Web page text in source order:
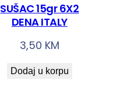
SUŠAC 15gr 6X2
DENA ITALY
3,50 KM
Dodaj u korpu